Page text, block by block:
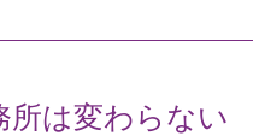
所は変わらな